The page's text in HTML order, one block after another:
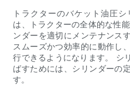
トラクターのバケット油圧
は、トラクターの全体的な性
ンダーを適切にメンテナンス
スムーズかつ効率的に動作し
行できるようになります。 シ
ばすためには、シリンダーの
す。